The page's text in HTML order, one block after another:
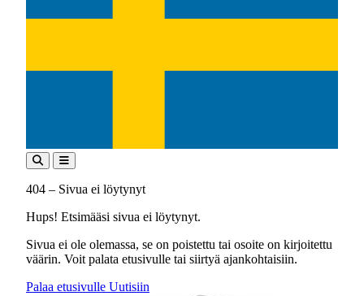
404 – Sivua ei löytynyt
Hups! Etsimääsi sivua ei löytynyt.
Sivua ei ole olemassa, se on poistettu tai osoite on kirjoitettu
väärin. Voit palata etusivulle tai siirtyä ajankohtaisiin.
Palaa etusivulle Uutisiin